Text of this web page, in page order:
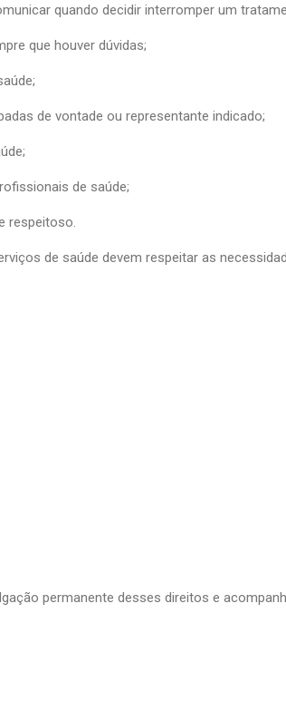
quando decidir interromper um
que houver dúvidas;
de vontade ou representante indicado;
de saúde;
respeitoso.
de saúde devem respeitar as
permanente desses direitos e